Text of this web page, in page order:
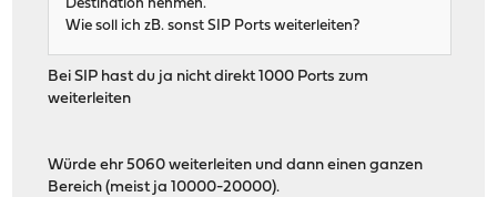
Destination nehmen.
Wie soll ich zB. sonst SIP Ports weiterleiten?
Bei SIP hast du ja nicht direkt 1000 Ports zum
weiterleiten
Würde ehr 5060 weiterleiten und dann einen ganzen
Bereich (meist ja 10000-20000).